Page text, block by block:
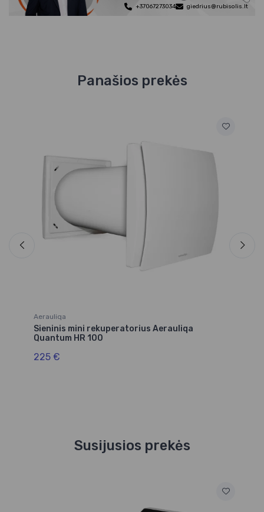
+37067273034 giedrius@rubisolis.lt
Panašios prekės
Aerauliqa
Sieninis mini rekuperatorius Aerauliqa
Quantum HR 100
225 €
Susijusios prekės